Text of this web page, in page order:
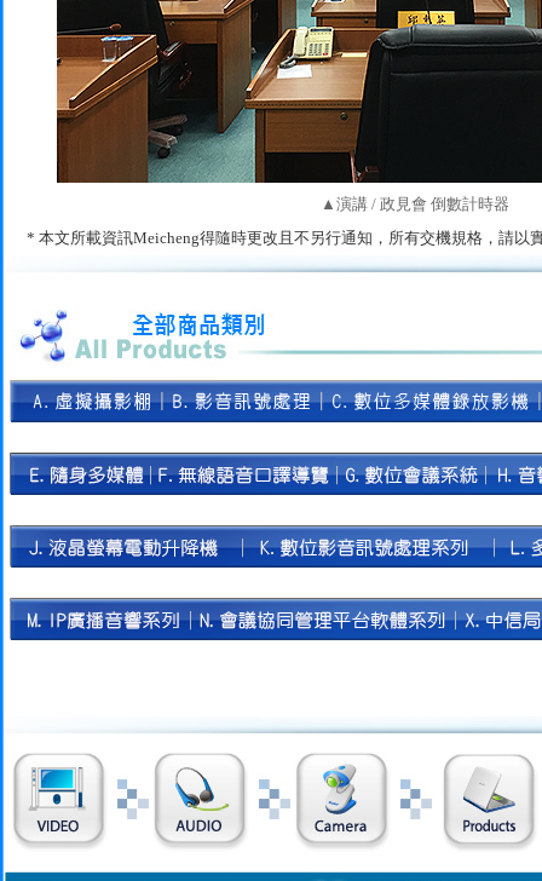
▲演講 / 政見會 倒數計時器
* 本文所載資訊Meicheng得隨時更改且不另行通知，所有交機規格，請以